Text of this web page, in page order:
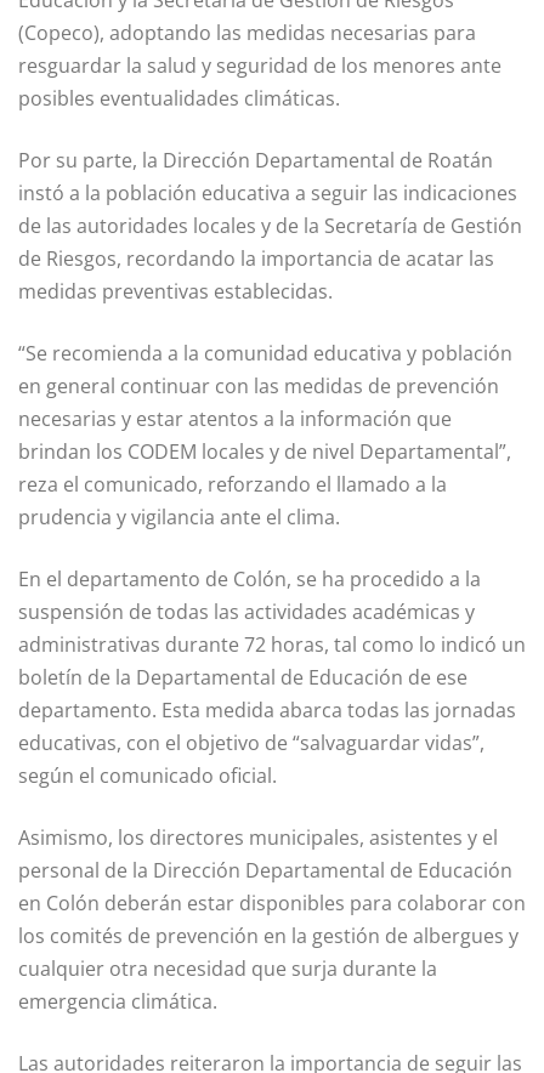
(Copeco), adoptando las medidas necesarias para
resguardar la salud y seguridad de los menores ante
posibles eventualidades climáticas.
Por su parte, la Dirección Departamental de Roatán
instó a la población educativa a seguir las indicaciones
de las autoridades locales y de la Secretaría de Gestión
de Riesgos, recordando la importancia de acatar las
medidas preventivas establecidas.
“Se recomienda a la comunidad educativa y población
en general continuar con las medidas de prevención
necesarias y estar atentos a la información que
brindan los CODEM locales y de nivel Departamental”,
reza el comunicado, reforzando el llamado a la
prudencia y vigilancia ante el clima.
En el departamento de Colón, se ha procedido a la
suspensión de todas las actividades académicas y
administrativas durante 72 horas, tal como lo indicó un
boletín de la Departamental de Educación de ese
departamento. Esta medida abarca todas las jornadas
educativas, con el objetivo de “salvaguardar vidas”,
según el comunicado oficial.
Asimismo, los directores municipales, asistentes y el
personal de la Dirección Departamental de Educación
en Colón deberán estar disponibles para colaborar con
los comités de prevención en la gestión de albergues y
cualquier otra necesidad que surja durante la
emergencia climática.
Las autoridades reiteraron la importancia de seguir las